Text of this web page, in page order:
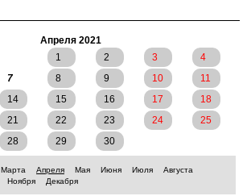
Апреля 2021
1
2 3
4
7 8 9 10
11
14 15 16 17
18
21 22 23 24
25
28 29 30
Марта Апреля Мая Июня Июля
Августа
Ноября Декабря